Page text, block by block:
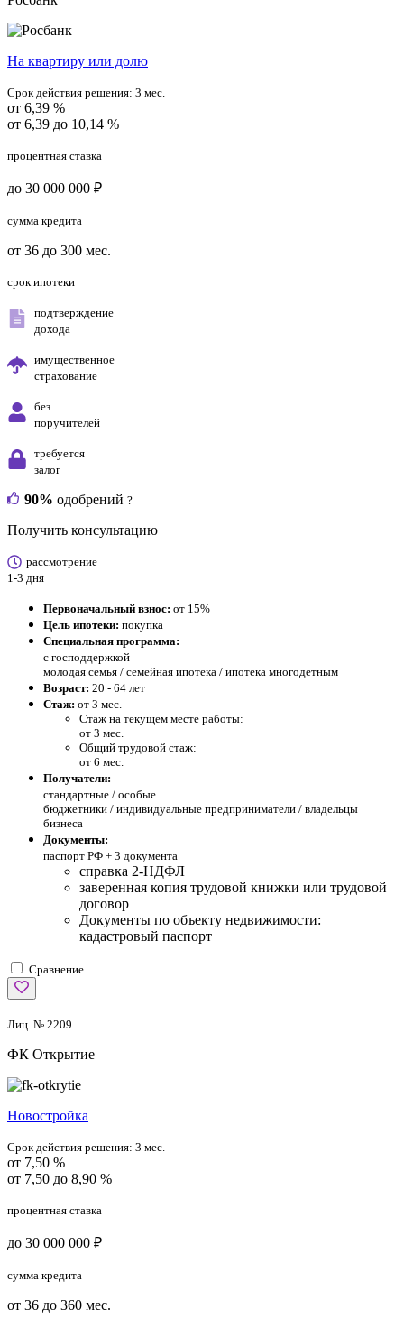
На квартиру или долю
Срок действия решения: 3 мес.
от 6,39 %
от 6,39 до 10,14 %
процентная ставка
до 30 000 000 ₽
сумма кредита
от 36 до 300 мес.
срок ипотеки
подтверждение
дохода
имущественное
страхование
без
поручителей
требуется
залог
90% одобрений ?
Получить консультацию
рассмотрение
1-3 дня
Первоначальный взнос: от 15%
Цель ипотеки: покупка
Специальная программа:
с господдержкой
молодая семья / семейная ипотека / ипотека многодетным
Возраст: 20 - 64 лет
Стаж: от 3 мес.
Стаж на текущем месте работы:
от 3 мес.
Общий трудовой стаж:
от 6 мес.
Получатели:
стандартные / особые
бюджетники / индивидуальные предприниматели / владельцы
бизнеса
Документы:
паспорт РФ + 3 документа
справка 2-НДФЛ
заверенная копия трудовой книжки или трудовой
договор
Документы по объекту недвижимости:
кадастровый паспорт
Сравнение
Лиц. № 2209
ФК Открытие
Новостройка
Срок действия решения: 3 мес.
от 7,50 %
от 7,50 до 8,90 %
процентная ставка
до 30 000 000 ₽
сумма кредита
от 36 до 360 мес.